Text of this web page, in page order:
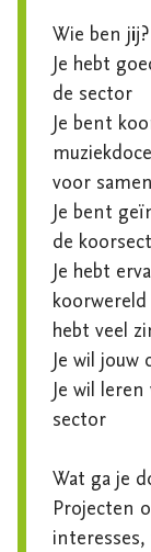
Wie ben jij?
Je hebt
de sector
Je bent
voor
Je bent
de
Je hebt
hebt veel
Je wil jouw
Je wil
sector
Wat ga je
Projecten